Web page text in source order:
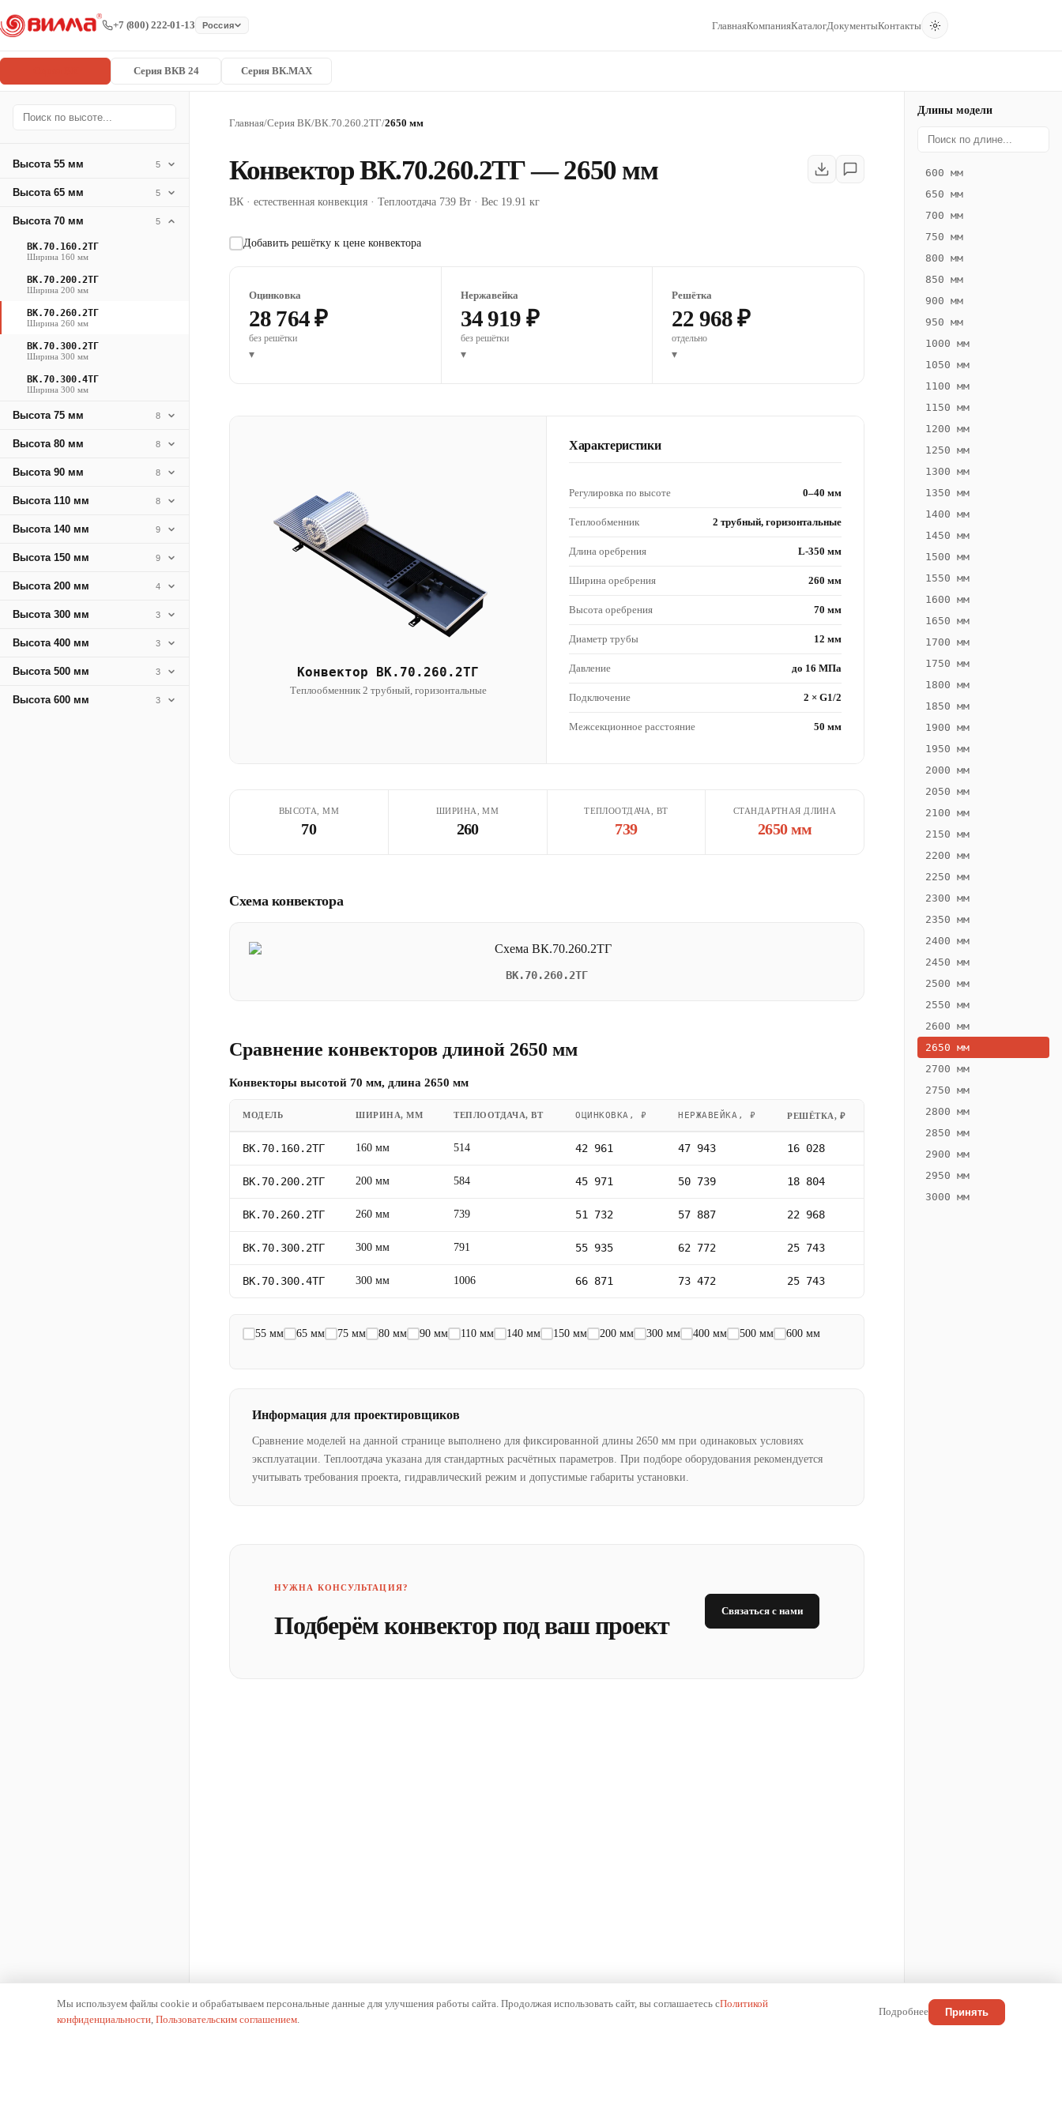
+7 (800) 222-01-13 Россия ГлавнаяКомпанияКаталогДокументыКонтакты
Серия ВКВ 24 Серия ВК.MAX
Высота 55 мм 5
Высота 65 мм 5
Высота 70 мм 5
ВК.70.160.2ТГ
Ширина 160 мм
ВК.70.200.2ТГ
Ширина 200 мм
ВК.70.260.2ТГ
Ширина 260 мм
ВК.70.300.2ТГ
Ширина 300 мм
ВК.70.300.4ТГ
Ширина 300 мм
Высота 75 мм 8
Высота 80 мм 8
Высота 90 мм 8
Высота 110 мм 8
Высота 140 мм 9
Высота 150 мм 9
Высота 200 мм 4
Высота 300 мм 3
Высота 400 мм 3
Высота 500 мм 3
Высота 600 мм 3
Главная/Серия ВК/ВК.70.260.2ТГ/2650 мм
Конвектор ВК.70.260.2ТГ — 2650 мм
ВК · естественная конвекция · Теплоотдача 739 Вт · Вес 19.91 кг
Добавить решётку к цене конвектора
Оцинковка
28 764 ₽
без решётки
▾
Нержавейка
34 919 ₽
без решётки
▾
Решётка
22 968 ₽
отдельно
▾
Конвектор ВК.70.260.2ТГ
Теплообменник 2 трубный, горизонтальные
Характеристики
Регулировка по высоте 0–40 мм
Теплообменник 2 трубный, горизонтальные
Длина оребрения L-350 мм
Ширина оребрения 260 мм
Высота оребрения 70 мм
Диаметр трубы 12 мм
Давление до 16 МПа
Подключение 2 × G1/2
Межсекционное расстояние 50 мм
ВЫСОТА, ММ
70
ШИРИНА, ММ
260
ТЕПЛООТДАЧА, ВТ
739
СТАНДАРТНАЯ ДЛИНА
2650 мм
Схема конвектора
ВК.70.260.2ТГ
Сравнение конвекторов длиной 2650 мм
Конвекторы высотой 70 мм, длина 2650 мм
МОДЕЛЬ ШИРИНА, ММ ТЕПЛООТДАЧА, ВТ ОЦИНКОВКА, ₽ НЕРЖАВЕЙКА, ₽ РЕШЁТКА, ₽
ВК.70.160.2ТГ 160 мм 514 42 961 47 943 16 028
ВК.70.200.2ТГ 200 мм 584 45 971 50 739 18 804
ВК.70.260.2ТГ 260 мм 739 51 732 57 887 22 968
ВК.70.300.2ТГ 300 мм 791 55 935 62 772 25 743
ВК.70.300.4ТГ 300 мм 1006 66 871 73 472 25 743
55 мм 65 мм 75 мм 80 мм 90 мм 110 мм 140 мм 150 мм 200 мм 300 мм 400 мм 500 мм 600 мм
Информация для проектировщиков
Сравнение моделей на данной странице выполнено для фиксированной длины 2650 мм при одинаковых условиях
эксплуатации. Теплоотдача указана для стандартных расчётных параметров. При подборе оборудования рекомендуется
учитывать требования проекта, гидравлический режим и допустимые габариты установки.
НУЖНА КОНСУЛЬТАЦИЯ?
Подберём конвектор под ваш проект Связаться с нами
Длины модели
600 мм
650 мм
700 мм
750 мм
800 мм
850 мм
900 мм
950 мм
1000 мм
1050 мм
1100 мм
1150 мм
1200 мм
1250 мм
1300 мм
1350 мм
1400 мм
1450 мм
1500 мм
1550 мм
1600 мм
1650 мм
1700 мм
1750 мм
1800 мм
1850 мм
1900 мм
1950 мм
2000 мм
2050 мм
2100 мм
2150 мм
2200 мм
2250 мм
2300 мм
2350 мм
2400 мм
2450 мм
2500 мм
2550 мм
2600 мм
2650 мм
2700 мм
2750 мм
2800 мм
2850 мм
2900 мм
2950 мм
3000 мм
Мы используем файлы cookie и обрабатываем персональные данные для улучшения работы сайта. Продолжая использовать сайт, вы соглашаетесь сПолитикой
конфиденциальности, Пользовательским соглашением.
Подробнее Принять